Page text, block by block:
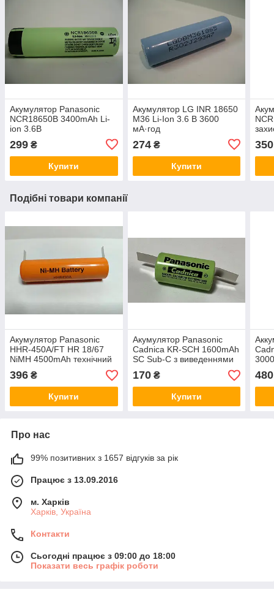
Акумулятор Panasonic
NCR18650B 3400mAh Li-
ion 3.6В
299 ₴
Купити
Акумулятор LG INR 18650
M36 Li-Ion 3.6 В 3600
мА·год
274₴
Купити
350
Подібні товари компанії
Акумулятор Panasonic
HHR-450A/FT HR 18/67
NiMH 4500mAh технічний
18670 з виведеннями під
паяння
396 ₴
Купити
Акумулятор Panasonic
Cadnica KR-SCH 1600mAh
SC Sub-C з виведеннями
під паяння
170₴
Купити
480
Про нас
99% позитивних з 1657 відгуків за рік
Працює з 13.09.2016
м. Харків
Харків, Україна
Контакти
Сьогодні працює з 09:00 до 18:00
Показати весь графік роботи